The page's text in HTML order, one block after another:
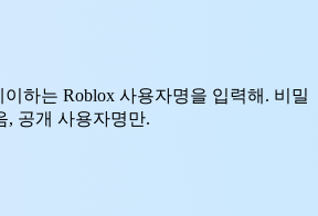
이하는 Roblox 사용자명을 입력해. 비밀
, 공개 사용자명만.